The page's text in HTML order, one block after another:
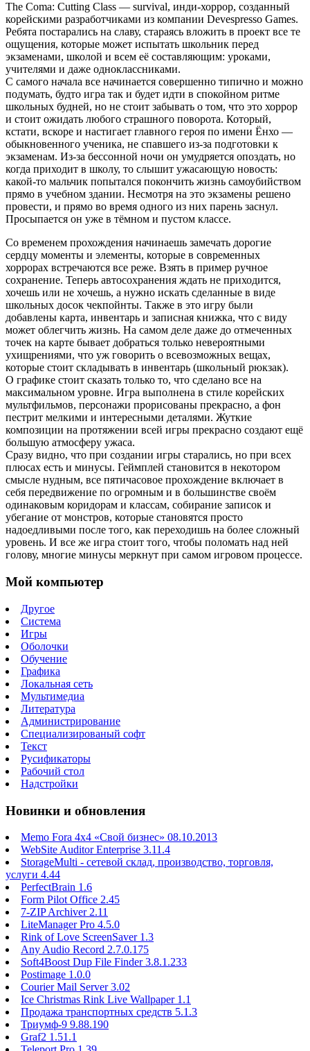
The Coma: Cutting Class — survival, инди-хоррор, созданный
корейскими разработчиками из компании Devespresso Games.
Ребята постарались на славу, стараясь вложить в проект все те
ощущения, которые может испытать школьник перед
экзаменами, школой и всем её составляющим: уроками,
учителями и даже одноклассниками.
С самого начала все начинается совершенно типично и можно
подумать, будто игра так и будет идти в спокойном ритме
школьных будней, но не стоит забывать о том, что это хоррор
и стоит ожидать любого страшного поворота. Который,
кстати, вскоре и настигает главного героя по имени Ёнхо —
обыкновенного ученика, не спавшего из-за подготовки к
экзаменам. Из-за бессонной ночи он умудряется опоздать, но
когда приходит в школу, то слышит ужасающую новость:
какой-то мальчик попытался покончить жизнь самоубийством
прямо в учебном здании. Несмотря на это экзамены решено
провести, и прямо во время одного из них парень заснул.
Просыпается он уже в тёмном и пустом классе.
Со временем прохождения начинаешь замечать дорогие
сердцу моменты и элементы, которые в современных
хоррорах встречаются все реже. Взять в пример ручное
сохранение. Теперь автосохранения ждать не приходится,
хочешь или не хочешь, а нужно искать сделанные в виде
школьных досок чекпойнты. Также в это игру были
добавлены карта, инвентарь и записная книжка, что с виду
может облегчить жизнь. На самом деле даже до отмеченных
точек на карте бывает добраться только невероятными
ухищрениями, что уж говорить о всевозможных вещах,
которые стоит складывать в инвентарь (школьный рюкзак).
О графике стоит сказать только то, что сделано все на
максимальном уровне. Игра выполнена в стиле корейских
мультфильмов, персонажи прорисованы прекрасно, а фон
пестрит мелкими и интересными деталями. Жуткие
композиции на протяжении всей игры прекрасно создают ещё
большую атмосферу ужаса.
Сразу видно, что при создании игры старались, но при всех
плюсах есть и минусы. Геймплей становится в некотором
смысле нудным, все пятичасовое прохождение включает в
себя передвижение по огромным и в большинстве своём
одинаковым коридорам и классам, собирание записок и
убегание от монстров, которые становятся просто
надоедливыми после того, как переходишь на более сложный
уровень. И все же игра стоит того, чтобы поломать над ней
голову, многие минусы меркнут при самом игровом процессе.
Мой компьютер
Другое
Система
Игры
Оболочки
Обучение
Графика
Локальная сеть
Мультимедиа
Литература
Администрирование
Специализированый софт
Текст
Русификаторы
Рабочий стол
Надстройки
Новинки и обновления
Memo Fora 4x4 «Свой бизнес» 08.10.2013
WebSite Auditor Enterprise 3.11.4
StorageMulti - сетевой склад, производство, торговля,
услуги 4.44
PerfectBrain 1.6
Form Pilot Office 2.45
7-ZIP Archiver 2.11
LiteManager Pro 4.5.0
Rink of Love ScreenSaver 1.3
Any Audio Record 2.7.0.175
Soft4Boost Dup File Finder 3.8.1.233
Postimage 1.0.0
Courier Mail Server 3.02
Ice Christmas Rink Live Wallpaper 1.1
Продажа транспортных средств 5.1.3
Триумф-9 9.88.190
Graf2 1.51.1